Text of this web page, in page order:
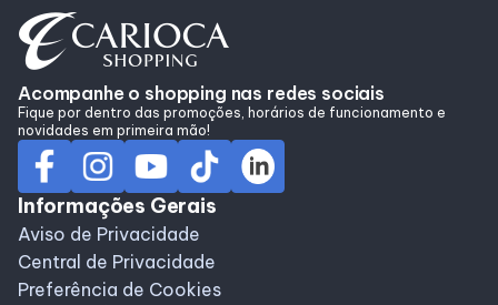
Acompanhe o shopping nas redes sociais
Fique por dentro das promoções, horários de funcionamento e
novidades em primeira mão!
Informações Gerais
Aviso de Privacidade
Central de Privacidade
Preferência de Cookies